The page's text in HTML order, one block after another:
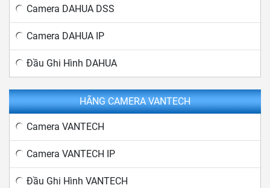
Camera DAHUA DSS
Camera DAHUA IP
Đầu Ghi Hình DAHUA
HÃNG CAMERA VANTECH
Camera VANTECH
Camera VANTECH IP
Đầu Ghi Hình VANTECH